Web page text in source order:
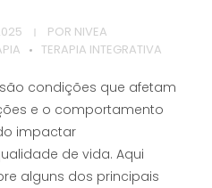
POR NIVEA
TERAPIA INTEGRATIVA
condições que afetam
e o comportamento
impactar
de vida. Aqui
alguns dos principais